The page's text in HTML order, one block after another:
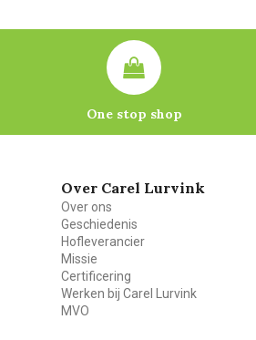
One stop shop
Over Carel Lurvink
Over ons
Geschiedenis
Hofleverancier
Missie
Certificering
Werken bij Carel Lurvink
MVO